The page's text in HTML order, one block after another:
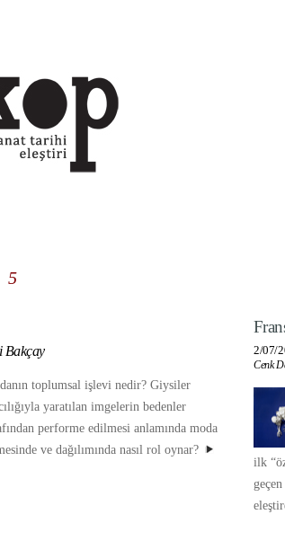
5
Bakçay
toplumsal işlevi nedir? Giysiler
yaratılan imgelerin bedenler
performe edilmesi anlamında moda
ve dağılımında nasıl rol oynar?
2/07/
Cenk
ilk